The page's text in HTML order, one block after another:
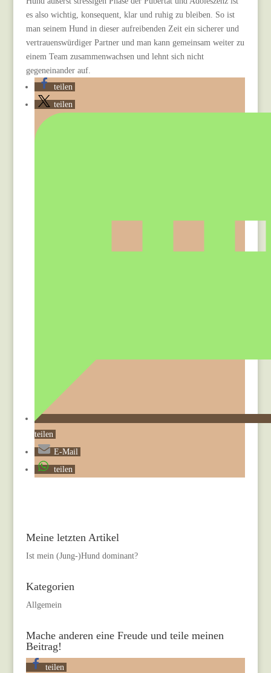
es also wichtig, konsequent, klar und ruhig zu bleiben. So ist
man seinem Hund in dieser aufreibenden Zeit ein sicherer und
vertrauenswürdiger Partner und man kann gemeinsam weiter zu
einem Team zusammenwachsen und lehnt sich nicht
gegeneinander auf.
teilen
teilen
teilen
E-Mail
teilen
Meine letzten Artikel
Ist mein (Jung-)Hund dominant?
Kategorien
Allgemein
Mache anderen eine Freude und teile meinen
Beitrag!
teilen